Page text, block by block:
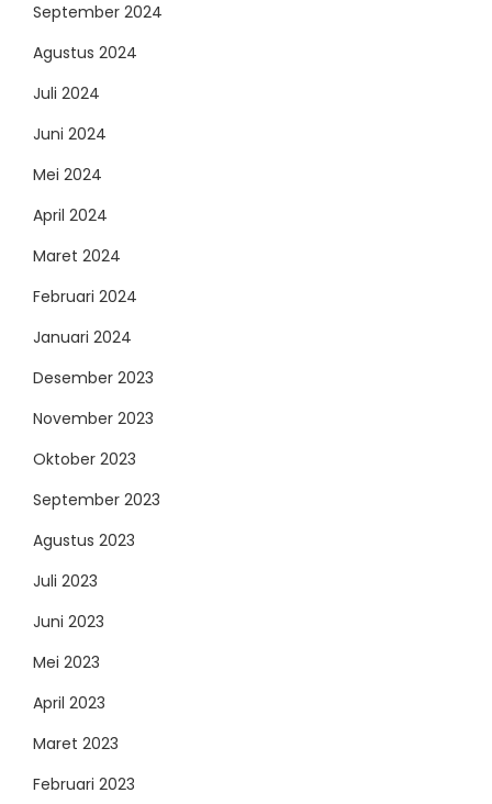
September 2024
Agustus 2024
Juli 2024
Juni 2024
Mei 2024
April 2024
Maret 2024
Februari 2024
Januari 2024
Desember 2023
November 2023
Oktober 2023
September 2023
Agustus 2023
Juli 2023
Juni 2023
Mei 2023
April 2023
Maret 2023
Februari 2023